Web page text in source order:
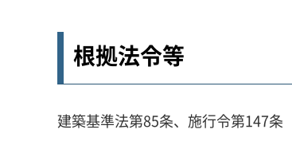
根拠法令等
建築基準法第85条、施行令第147条